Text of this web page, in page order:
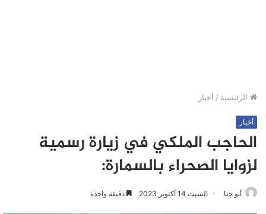
الرئيسية / أخبار
أخبار
الحاجب الملكي في زيارة رسمية
لزوايا الصحراء بالسمارة:
أبو جنا السبت 14 أكتوبر 2023 دقيقة واحدة